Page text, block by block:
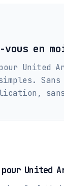
vous en
United
Sans
United